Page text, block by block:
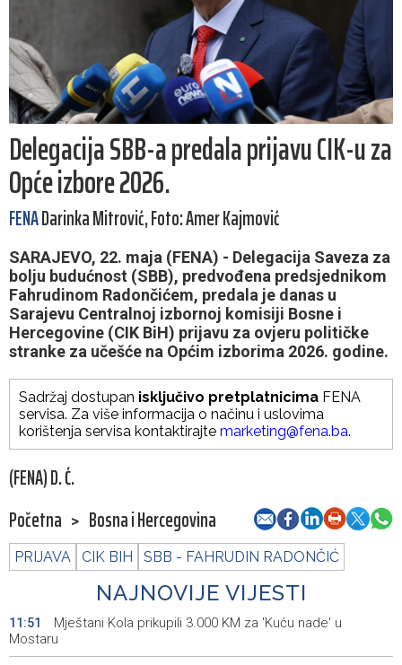
Delegacija SBB-a predala prijavu CIK-u za
Opće izbore 2026.
FENADarinka Mitrović, Foto: Amer Kajmović
SARAJEVO, 22. maja (FENA) - Delegacija Saveza za
bolju budućnost (SBB), predvođena predsjednikom
Fahrudinom Radončićem, predala je danas u
Sarajevu Centralnoj izbornoj komisiji Bosne i
Hercegovine (CIK BiH) prijavu za ovjeru političke
stranke za učešće na Općim izborima 2026. godine.
Sadržaj dostupan isključivo pretplatnicima FENA
servisa. Za više informacija o načinu i uslovima
korištenja servisa kontaktirajte marketing@fena.ba.
(FENA) D. Ć.
Početna > Bosna i Hercegovina
PRIJAVA CIK BIH SBB - FAHRUDIN RADONČIĆ
NAJNOVIJE VIJESTI
11:51
Mještani Kola prikupili 3.000 KM za 'Kuću nade' u
Mostaru